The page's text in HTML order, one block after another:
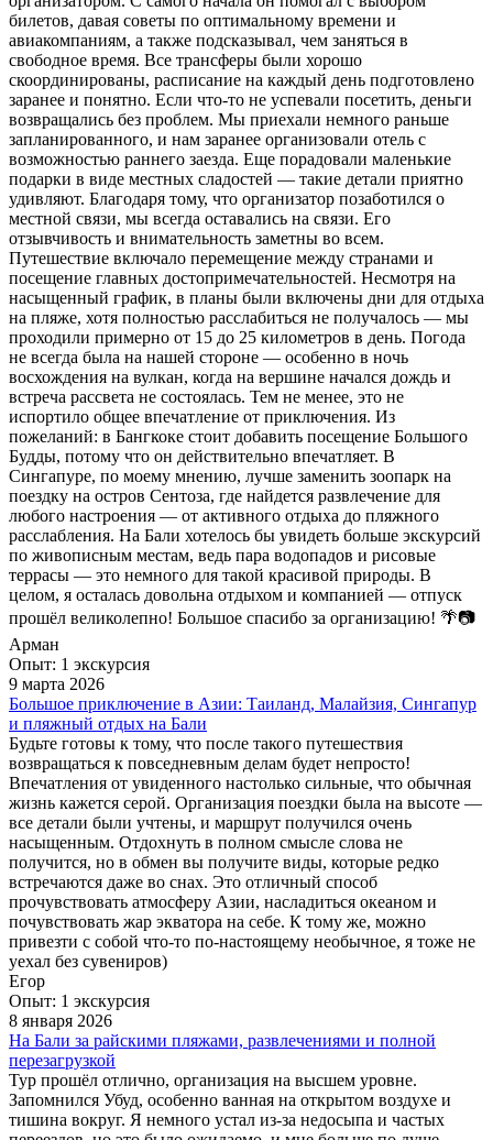
билетов, давая советы по оптимальному времени и
авиакомпаниям, а также подсказывал, чем заняться в
свободное время. Все трансферы были хорошо
скоординированы, расписание на каждый день подготовлено
заранее и понятно. Если что-то не успевали посетить, деньги
возвращались без проблем. Мы приехали немного раньше
запланированного, и нам заранее организовали отель с
возможностью раннего заезда. Еще порадовали маленькие
подарки в виде местных сладостей — такие детали приятно
удивляют. Благодаря тому, что организатор позаботился о
местной связи, мы всегда оставались на связи. Его
отзывчивость и внимательность заметны во всем.
Путешествие включало перемещение между странами и
посещение главных достопримечательностей. Несмотря на
насыщенный график, в планы были включены дни для отдыха
на пляже, хотя полностью расслабиться не получалось — мы
проходили примерно от 15 до 25 километров в день. Погода
не всегда была на нашей стороне — особенно в ночь
восхождения на вулкан, когда на вершине начался дождь и
встреча рассвета не состоялась. Тем не менее, это не
испортило общее впечатление от приключения. Из
пожеланий: в Бангкоке стоит добавить посещение Большого
Будды, потому что он действительно впечатляет. В
Сингапуре, по моему мнению, лучше заменить зоопарк на
поездку на остров Сентоза, где найдется развлечение для
любого настроения — от активного отдыха до пляжного
расслабления. На Бали хотелось бы увидеть больше экскурсий
по живописным местам, ведь пара водопадов и рисовые
террасы — это немного для такой красивой природы. В
целом, я осталась довольна отдыхом и компанией — отпуск
прошёл великолепно! Большое спасибо за организацию! 🌴📷
Арман
Опыт: 1 экскурсия
9 марта 2026
Большое приключение в Азии: Таиланд, Малайзия, Сингапур
и пляжный отдых на Бали
Будьте готовы к тому, что после такого путешествия
возвращаться к повседневным делам будет непросто!
Впечатления от увиденного настолько сильные, что обычная
жизнь кажется серой. Организация поездки была на высоте —
все детали были учтены, и маршрут получился очень
насыщенным. Отдохнуть в полном смысле слова не
получится, но в обмен вы получите виды, которые редко
встречаются даже во снах. Это отличный способ
прочувствовать атмосферу Азии, насладиться океаном и
почувствовать жар экватора на себе. К тому же, можно
привезти с собой что-то по-настоящему необычное, я тоже не
уехал без сувениров)
Егор
Опыт: 1 экскурсия
8 января 2026
На Бали за райскими пляжами, развлечениями и полной
перезагрузкой
Тур прошёл отлично, организация на высшем уровне.
Запомнился Убуд, особенно ванная на открытом воздухе и
тишина вокруг. Я немного устал из-за недосыпа и частых